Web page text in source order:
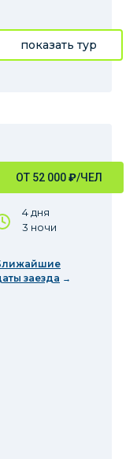
показать тур
ОТ 52 000₽/ЧЕЛ
4 дня
3 ночи
заезда